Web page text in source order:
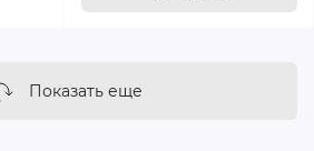
Показать еще